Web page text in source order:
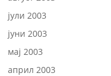
јули 2003
јуни 2003
мај 2003
април 2003